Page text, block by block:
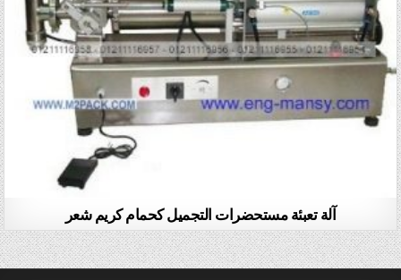
آلة تعبئة مستحضرات التجميل كحمام كريم شعر